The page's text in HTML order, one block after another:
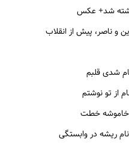
شد+ عکس
و ناصر، پیش از انقلاب
شدی قلبم
از تو نوشتم
خاموشه خطت
ریشه در وابستگی